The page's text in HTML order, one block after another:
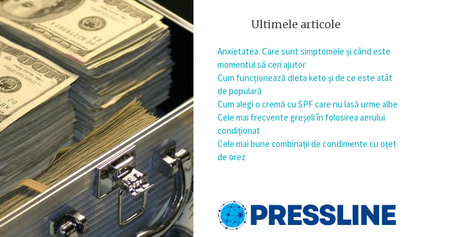
Ultimele articole
Anxietatea. Care sunt simptomele și când este
momentul să ceri ajutor
Cum funcționează dieta keto și de ce este atât
de populară
Cum alegi o cremă cu SPF care nu lasă urme albe
Cele mai frecvente greșeli în folosirea aerului
condiționat
Cele mai bune combinații de condimente cu oțet
de orez